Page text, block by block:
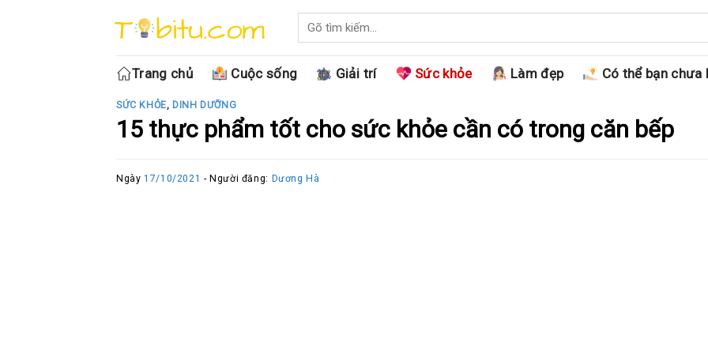
Trang chủ
Cuộc sống Giải trí Sức khỏe Làm đẹp Có thể bạn chưa
SỨC KHỎE, DINH DƯỠNG
15 thực phẩm tốt cho sức khỏe cần có trong căn bếp
Ngày17/10/2021 - Người đăng: Dương Hà